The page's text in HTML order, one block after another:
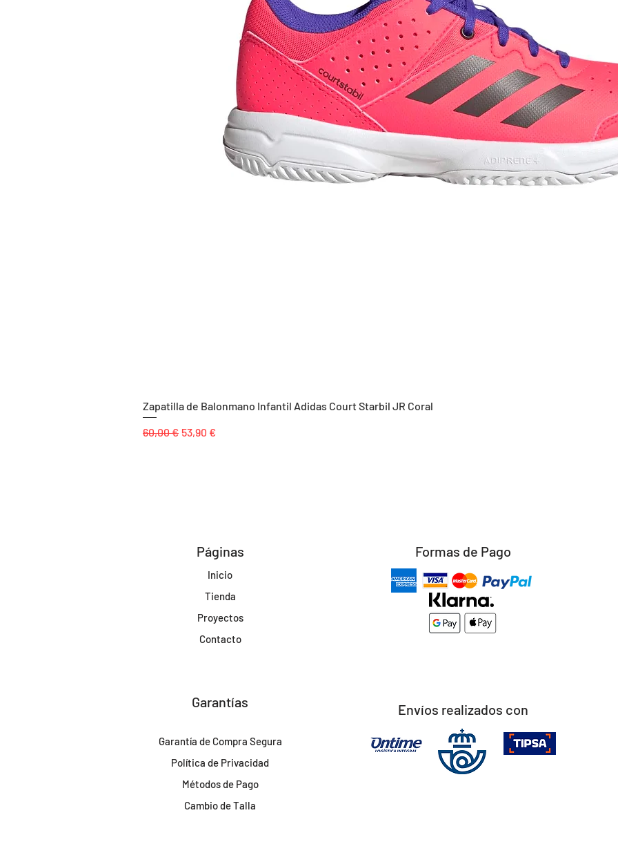
Zapatilla de Balonmano Infantil Adidas Court Starbil JR Coral
Precio
60,00 € Precio de oferta
53,90 €
Páginas
Inicio
Tienda
Proyectos
Contacto
Garantías
Garantía de Compra Segura
Política de Privacidad
Métodos de Pago
Cambio de Talla
Formas de Pago
Envíos realizados con